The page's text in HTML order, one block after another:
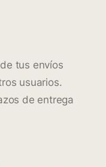
tus envíos
usuarios.
de entrega